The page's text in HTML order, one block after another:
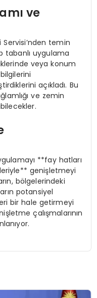
ve
temin
tabanlı uygulama
veya konum
açıkladı. Bu
ve zemin
**fay hatları
genişletmeyi
bölgelerindeki
potansiyel
bir hale getirmeyi
çalışmalarının